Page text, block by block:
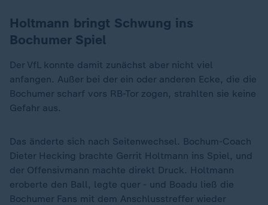
Holtmann bringt Schwung ins
Bochumer Spiel
Der VfL konnte damit zunächst aber nicht viel
anfangen. Außer bei der ein oder anderen Ecke, die die
Bochumer scharf vors RB-Tor zogen, strahlten sie keine
Gefahr aus.
Das änderte sich nach Seitenwechsel. Bochum-Coach
Dieter Hecking brachte Gerrit Holtmann ins Spiel, und
der Offensivmann machte direkt Druck. Holtmann
eroberte den Ball, legte quer - und Boadu ließ die
Bochumer Fans mit dem Anschlusstreffer wieder